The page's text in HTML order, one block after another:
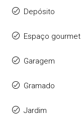
Depósito
Espaço gourmet
Garagem
Gramado
Jardim